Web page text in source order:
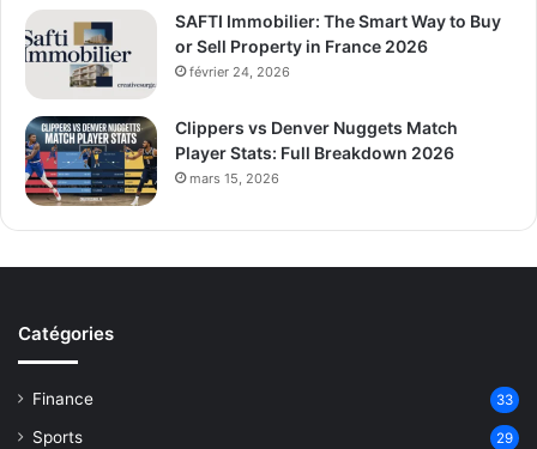
SAFTI Immobilier: The Smart Way to Buy
or Sell Property in France 2026
février 24, 2026
Clippers vs Denver Nuggets Match
Player Stats: Full Breakdown 2026
mars 15, 2026
Catégories
Finance 33
Sports 29